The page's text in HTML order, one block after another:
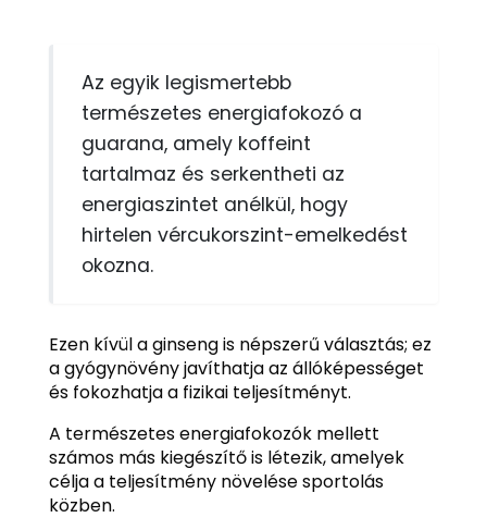
Az egyik legismertebb
természetes energiafokozó a
guarana, amely koffeint
tartalmaz és serkentheti az
energiaszintet anélkül, hogy
hirtelen vércukorszint-emelkedést
okozna.
Ezen kívül a ginseng is népszerű választás; ez
a gyógynövény javíthatja az állóképességet
és fokozhatja a fizikai teljesítményt.
A természetes energiafokozók mellett
számos más kiegészítő is létezik, amelyek
célja a teljesítmény növelése sportolás
közben.